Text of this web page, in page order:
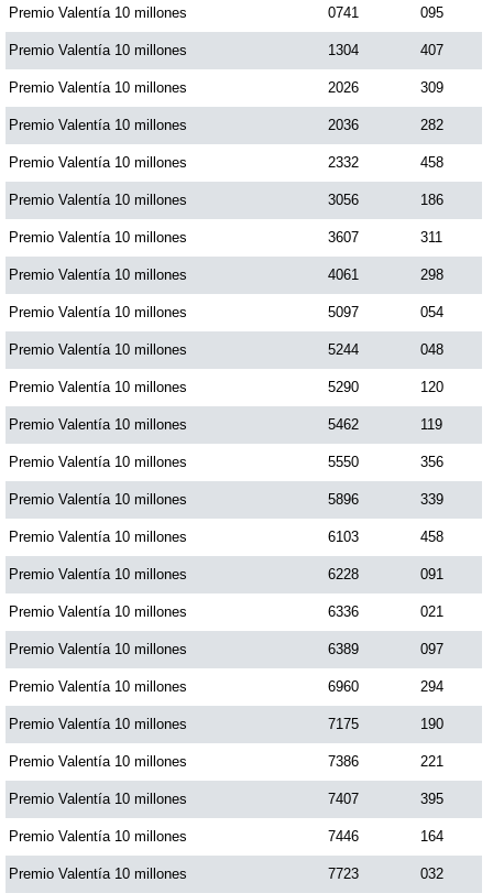
Premio Valentía 10 millones 0741 095
Premio Valentía 10 millones 1304 407
Premio Valentía 10 millones 2026 309
Premio Valentía 10 millones 2036 282
Premio Valentía 10 millones 2332 458
Premio Valentía 10 millones 3056 186
Premio Valentía 10 millones 3607 311
Premio Valentía 10 millones 4061 298
Premio Valentía 10 millones 5097 054
Premio Valentía 10 millones 5244 048
Premio Valentía 10 millones 5290 120
Premio Valentía 10 millones 5462 119
Premio Valentía 10 millones 5550 356
Premio Valentía 10 millones 5896 339
Premio Valentía 10 millones 6103 458
Premio Valentía 10 millones 6228 091
Premio Valentía 10 millones 6336 021
Premio Valentía 10 millones 6389 097
Premio Valentía 10 millones 6960 294
Premio Valentía 10 millones 7175 190
Premio Valentía 10 millones 7386 221
Premio Valentía 10 millones 7407 395
Premio Valentía 10 millones 7446 164
Premio Valentía 10 millones 7723 032